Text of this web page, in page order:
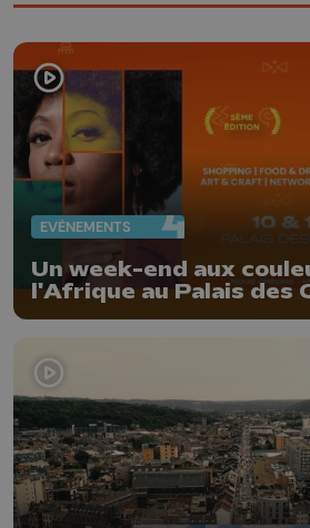
EVÈNEMENTS
Un week-end aux
l'Afrique au Palais des
Liège